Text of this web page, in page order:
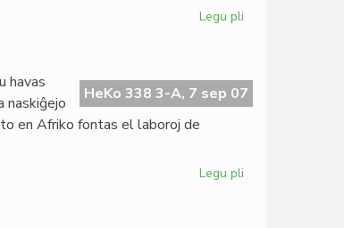
Legu pli
personecon
HeKo 338 3-A, 7 sep 07
havas
naskiĝejo
en Afriko fontas el laboroj de
Legu pli